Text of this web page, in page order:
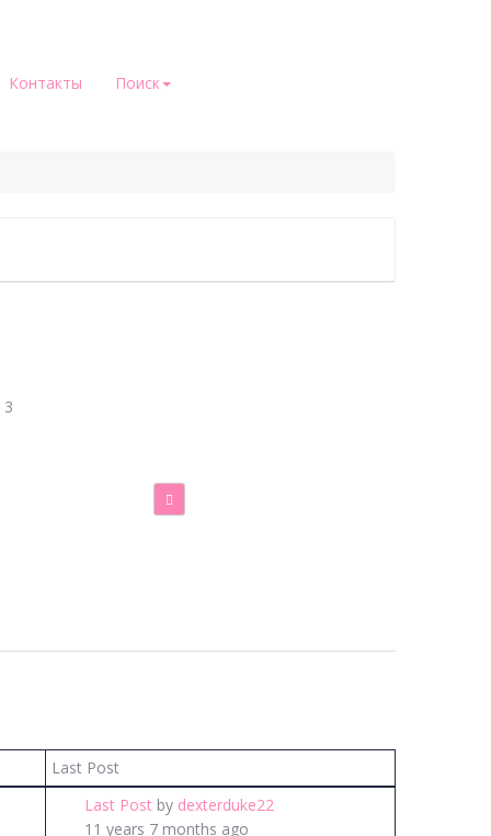
Контакты Поиск
3
Last Post
Last Post by dexterduke22
11 years 7 months ago